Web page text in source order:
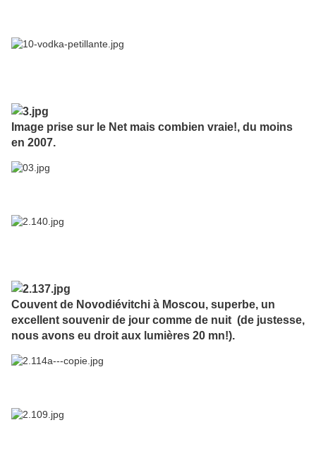
Image prise sur le Net mais combien vraie!, du moins
en 2007.
Couvent de Novodiévitchi à Moscou, superbe, un
excellent souvenir de jour comme de nuit (de justesse,
nous avons eu droit aux lumières 20 mn!).